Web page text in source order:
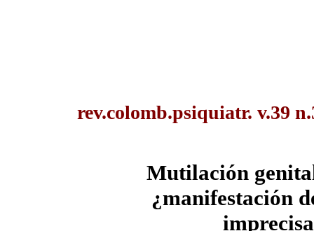
rev.colomb.psiquiatr. v.39
Mutilación
¿manifestación